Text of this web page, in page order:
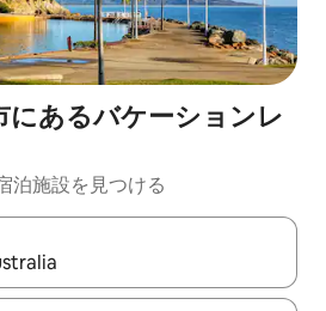
にあるバケーションレ
泊施設を見つける
、上下の矢印キーを使って移動するか